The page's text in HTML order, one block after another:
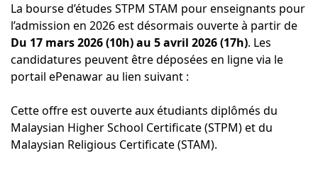
La bourse d’études STPM STAM pour enseignants pour
l’admission en 2026 est désormais ouverte à partir de
Du 17 mars 2026 (10h) au 5 avril 2026 (17h). Les
candidatures peuvent être déposées en ligne via le
portail ePenawar au lien suivant :
Cette offre est ouverte aux étudiants diplômés du
Malaysian Higher School Certificate (STPM) et du
Malaysian Religious Certificate (STAM).